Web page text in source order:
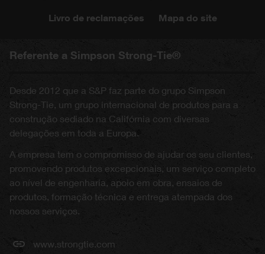
Livro de reclamações Mapa do site
Referente a Simpson Strong-Tie®
Desde 2012 que a S&P faz parte do grupo Simpson
Strong-Tie, um grupo internacional de produtos para a
construção sediado na Califórnia com diversas
delegações em toda a Europa.
A empresa tem o compromisso de ajudar os seu clientes,
promovendo produtos excepcionais, um serviço completo
ao nível de engenharia, apoio em obra, ensaios de
produtos, formação técnica e entrega atempada dos
nossos serviços.
www.strongtie.com